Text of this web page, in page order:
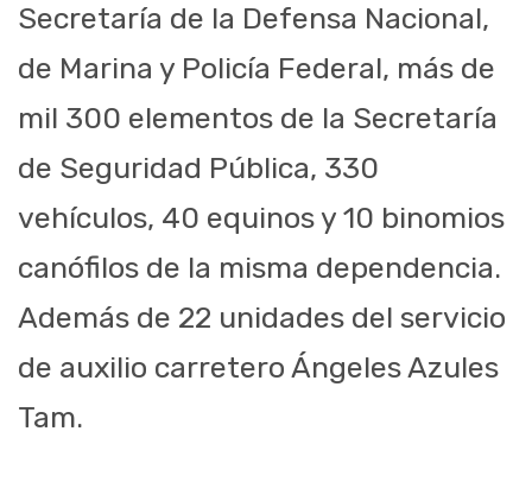
Secretaría de la Defensa Nacional,
de Marina y Policía Federal, más de
mil 300 elementos de la Secretaría
de Seguridad Pública, 330
vehículos, 40 equinos y 10 binomios
canófilos de la misma dependencia.
Además de 22 unidades del servicio
de auxilio carretero Ángeles Azules
Tam.